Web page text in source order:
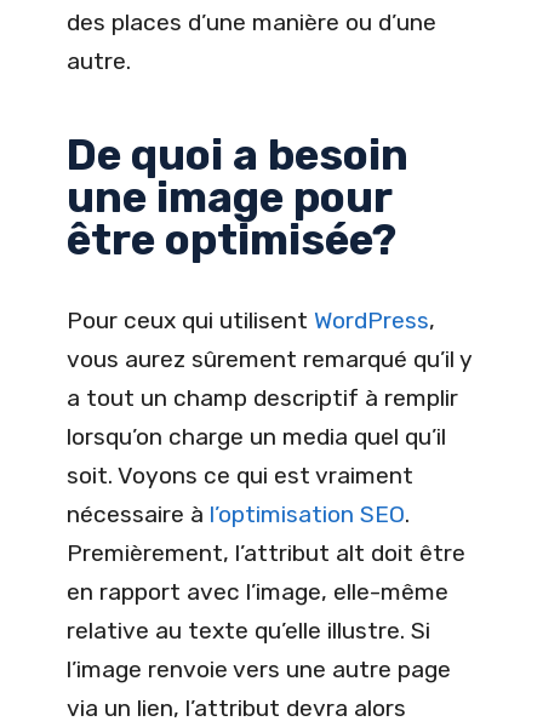
des places d’une manière ou d’une
autre.
De quoi a besoin
une image pour
être optimisée?
Pour ceux qui utilisent WordPress,
vous aurez sûrement remarqué qu’il y
a tout un champ descriptif à remplir
lorsqu’on charge un media quel qu’il
soit. Voyons ce qui est vraiment
nécessaire à l’optimisation SEO.
Premièrement, l’attribut alt doit être
en rapport avec l’image, elle-même
relative au texte qu’elle illustre. Si
l’image renvoie vers une autre page
via un lien, l’attribut devra alors